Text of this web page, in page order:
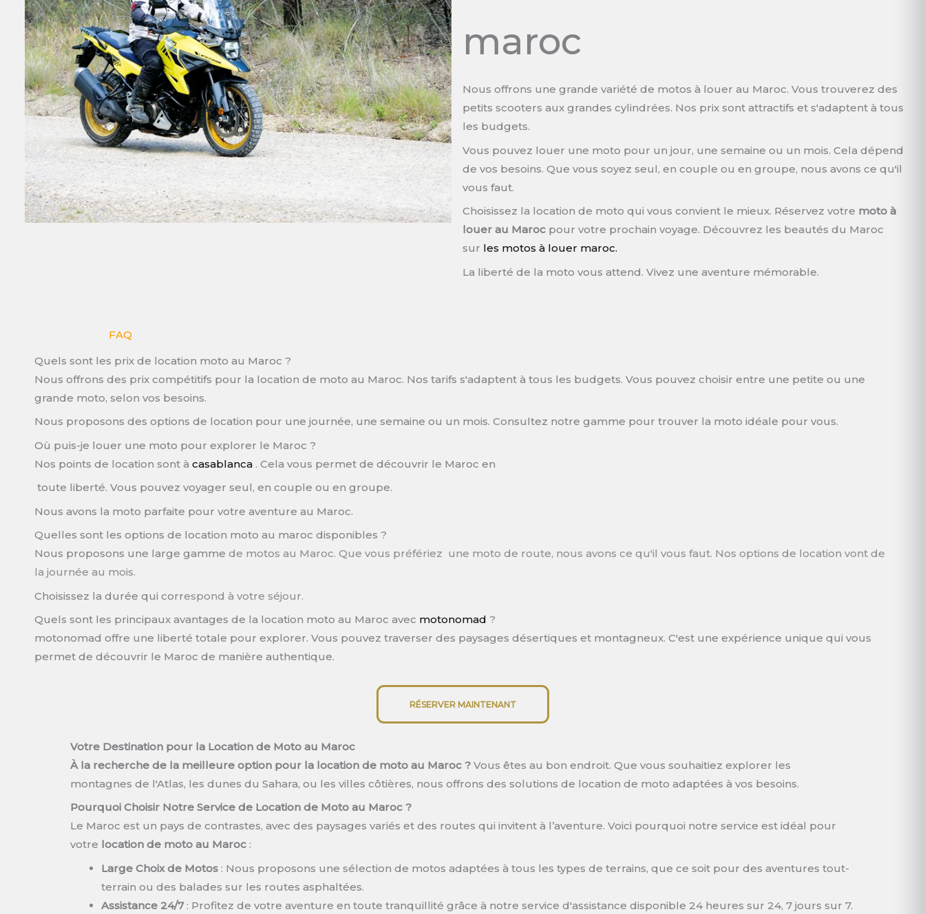
maroc
Nous offrons une grande variété de motos à louer au Maroc. Vous trouverez des
petits scooters aux grandes cylindrées. Nos prix sont attractifs et s'adaptent à tous
les budgets.
Vous pouvez louer une moto pour un jour, une semaine ou un mois. Cela dépend
de vos besoins. Que vous soyez seul, en couple ou en groupe, nous avons ce qu'il
vous faut.
Choisissez la location de moto qui vous convient le mieux. Réservez votre moto à
louer au Maroc pour votre prochain voyage. Découvrez les beautés du Maroc
sur les motos à louer maroc.
La liberté de la moto vous attend. Vivez une aventure mémorable.
FAQ
Quels sont les prix de location moto au Maroc ?
Nous offrons des prix compétitifs pour la location de moto au Maroc. Nos tarifs s'adaptent à tous les budgets. Vous pouvez choisir entre une petite ou une
grande moto, selon vos besoins.
Nous proposons des options de location pour une journée, une semaine ou un mois. Consultez notre gamme pour trouver la moto idéale pour vous.
Où puis-je louer une moto pour explorer le Maroc ?
Nos points de location sont à casablanca . Cela vous permet de découvrir le Maroc en
toute liberté. Vous pouvez voyager seul, en couple ou en groupe.
Nous avons la moto parfaite pour votre aventure au Maroc.
Quelles sont les options de location moto au maroc disponibles ?
Nous proposons une large gamme de motos au Maroc. Que vous préfériez une moto de route, nous avons ce qu'il vous faut. Nos options de location vont de
la journée au mois.
Choisissez la durée qui correspond à votre séjour.
Quels sont les principaux avantages de la location moto au Maroc avec motonomad ?
motonomad offre une liberté totale pour explorer. Vous pouvez traverser des paysages désertiques et montagneux. C'est une expérience unique qui vous
permet de découvrir le Maroc de manière authentique.
RÉSERVER MAINTENANT
Votre Destination pour la Location de Moto au Maroc
À la recherche de la meilleure option pour la location de moto au Maroc ? Vous êtes au bon endroit. Que vous souhaitiez explorer les
montagnes de l'Atlas, les dunes du Sahara, ou les villes côtières, nous offrons des solutions de location de moto adaptées à vos besoins.
Pourquoi Choisir Notre Service de Location de Moto au Maroc ?
Le Maroc est un pays de contrastes, avec des paysages variés et des routes qui invitent à l’aventure. Voici pourquoi notre service est idéal pour
votre location de moto au Maroc :
Large Choix de Motos : Nous proposons une sélection de motos adaptées à tous les types de terrains, que ce soit pour des aventures tout-
terrain ou des balades sur les routes asphaltées.
Assistance 24/7: Profitez de votre aventure en toute tranquillité grâce à notre service d'assistance disponible 24 heures sur 24, 7 jours sur 7.